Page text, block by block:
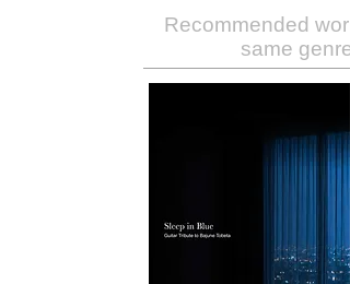
Recommended
same genre